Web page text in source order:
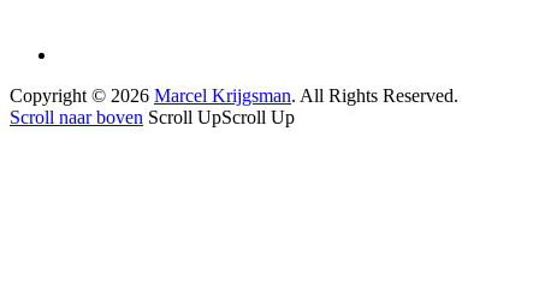
Copyright © 2026 Marcel Krijgsman. All Rights Reserved.
Scroll naar boven Scroll UpScroll Up